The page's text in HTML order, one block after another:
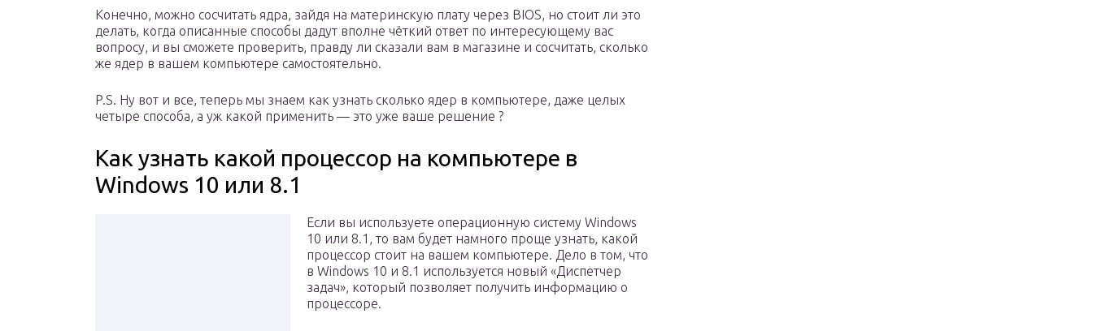
Конечно, можно сосчитать ядра, зайдя на материнскую плату через BIOS, но стоит ли это
делать, когда описанные способы дадут вполне чёткий ответ по интересующему вас
вопросу, и вы сможете проверить, правду ли сказали вам в магазине и сосчитать, сколько
же ядер в вашем компьютере самостоятельно.
P.S. Ну вот и все, теперь мы знаем как узнать сколько ядер в компьютере, даже целых
четыре способа, а уж какой применить — это уже ваше решение ?
Как узнать какой процессор на компьютере в
Windows 10 или 8.1
Если вы используете операционную систему Windows
10 или 8.1, то вам будет намного проще узнать, какой
процессор стоит на вашем компьютере. Дело в том, что
в Windows 10 и 8.1 используется новый «Диспетчер
задач», который позволяет получить информацию о
процессоре.